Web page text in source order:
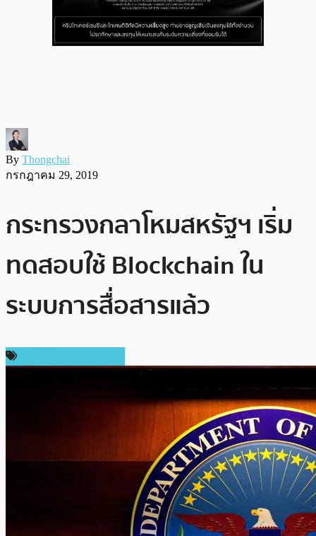
By Thongchai
กรกฎาคม 29, 2019
กระทรวงกลาโหมสหรัฐฯ เริ่ม
ทดสอบใช้ Blockchain ใน
ระบบการสื่อสารแล้ว